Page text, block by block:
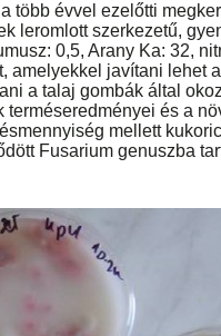
több évvel ezelőtti
leromlott szerkezetű,
0,5, Arany Ka: 32,
amelyekkel javítani lehet
a talaj gombák által
terméseredményei és a
mellett
Fusarium genuszba